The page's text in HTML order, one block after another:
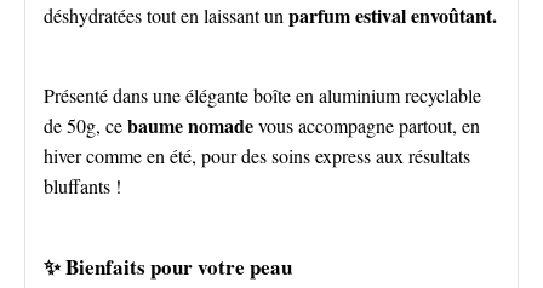
déshydratées tout en laissant un parfum estival envoûtant.
Présenté dans une élégante boîte en aluminium recyclable
de 50g, cebaume nomadevous accompagne partout, en
hiver comme en été, pour des soins express aux résultats
bluffants !
✨ Bienfaits pour votre peau